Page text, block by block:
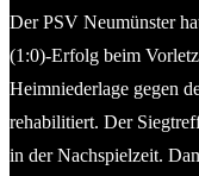
Der PSV Neumünster
(1:0)-Erfolg beim
Heimniederlage gegen
rehabilitiert. Der
in der Nachspielzeit.